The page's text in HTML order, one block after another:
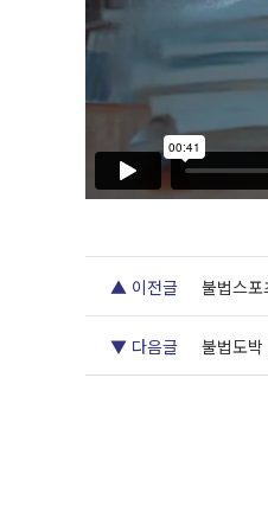
▲ 이전글 불법스
▼ 다음글 불법도박